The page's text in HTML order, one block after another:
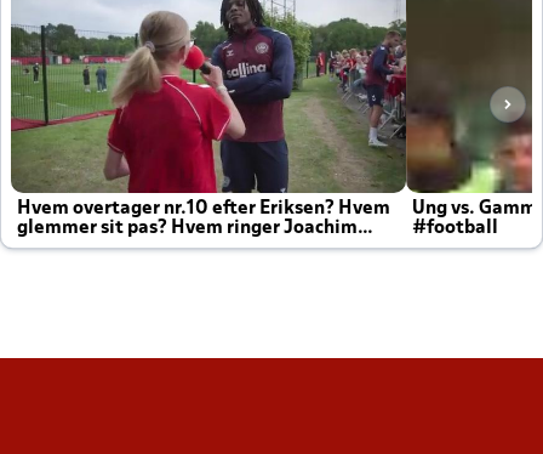
Hvem overtager nr.10 efter Eriksen? Hvem
glemmer sit pas? Hvem ringer Joachim
altid til efter kampe?
Ung vs.
#football